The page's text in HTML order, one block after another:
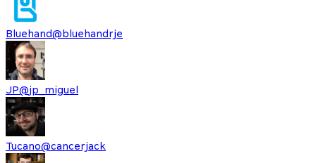
Bluehand@ bluehandrje
JP@jp_miguel
Tucano@cancerjack